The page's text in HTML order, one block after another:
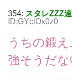
354: スタレZZZ
ID:GYclOx0z0
うちの鍛
強そうだな